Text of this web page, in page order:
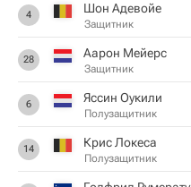
4 Шон Адевойе
Защитник
28 Аарон Мейерс
Защитник
6 Яссин Оукили
Полузащитник
14 Крис Локеса
Полузащитник